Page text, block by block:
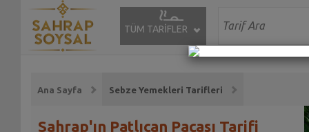
TÜM TARİFLER
Ana Sayfa Sebze Yemekleri Tarifleri
Sahrap'ın Patlıcan Paçası Tarifi